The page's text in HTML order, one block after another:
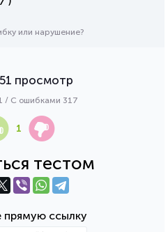
или нарушение?
тестом
прямую ссылку
просмотр
/ С ошибками 317
1